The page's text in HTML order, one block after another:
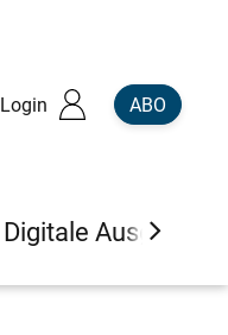
Login ABO
Digitale Ausgaben